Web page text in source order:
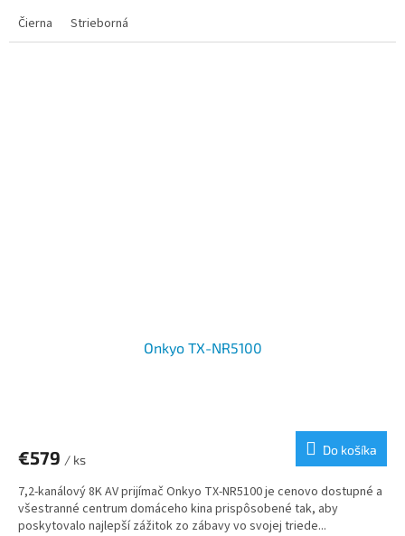
Čierna
Strieborná
Onkyo TX-NR5100
€579 / ks
Do košíka
7,2-kanálový 8K AV prijímač Onkyo TX-NR5100 je cenovo dostupné a
všestranné centrum domáceho kina prispôsobené tak, aby
poskytovalo najlepší zážitok zo zábavy vo svojej triede...